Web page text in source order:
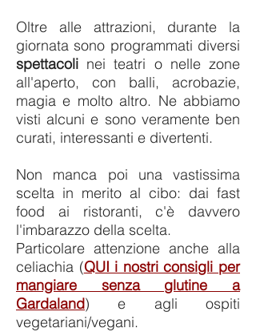
Oltre alle attrazioni, durante la
giornata sono programmati diversi
spettacoli nei teatri o nelle zone
all'aperto, con balli, acrobazie,
magia e molto altro. Ne abbiamo
visti alcuni e sono veramente ben
curati, interessanti e divertenti.
Non manca poi una vastissima
scelta in merito al cibo: dai fast
food ai ristoranti, c'è davvero
l'imbarazzo della scelta.
Particolare attenzione anche alla
celiachia (QUI i nostri consigli per
mangiare senza glutine a
Gardaland) e agli ospiti
vegetariani/vegani.